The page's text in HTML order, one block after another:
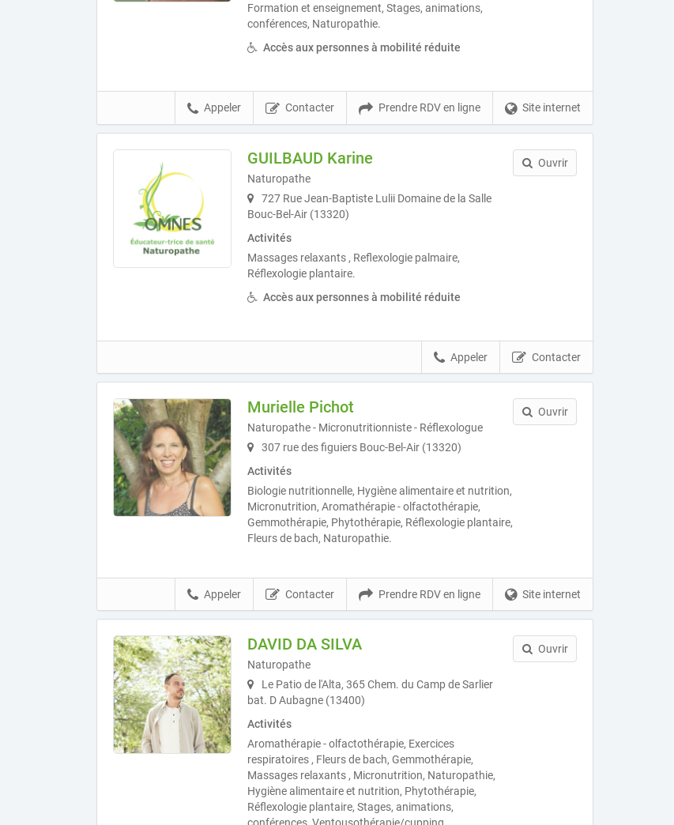
Formation et enseignement, Stages, animations,
conférences, Naturopathie.
Accès aux personnes à mobilité réduite
Site internet
Prendre RDV en ligne
Contacter
Appeler
GUILBAUD Karine
Naturopathe
727 Rue Jean-Baptiste Lulii Domaine de la Salle
Bouc-Bel-Air (13320)
Activités
Massages relaxants , Reflexologie palmaire,
Réflexologie plantaire.
Accès aux personnes à mobilité réduite
Ouvrir
Contacter
Appeler
Murielle Pichot
Naturopathe - Micronutritionniste - Réflexologue
307 rue des figuiers Bouc-Bel-Air (13320)
Activités
Biologie nutritionnelle, Hygiène alimentaire et nutrition,
Micronutrition, Aromathérapie - olfactothérapie,
Gemmothérapie, Phytothérapie, Réflexologie plantaire,
Fleurs de bach, Naturopathie.
Ouvrir
Site internet
Prendre RDV en ligne
Contacter
Appeler
DAVID DA SILVA
Naturopathe
Le Patio de l'Alta, 365 Chem. du Camp de Sarlier
bat. D Aubagne (13400)
Activités
Aromathérapie - olfactothérapie, Exercices
respiratoires , Fleurs de bach, Gemmothérapie,
Massages relaxants , Micronutrition, Naturopathie,
Hygiène alimentaire et nutrition, Phytothérapie,
Réflexologie plantaire, Stages, animations,
Ouvrir